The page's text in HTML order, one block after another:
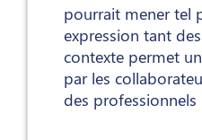
pourrait mener tel
expression tant
contexte permet
par les
des professionnels